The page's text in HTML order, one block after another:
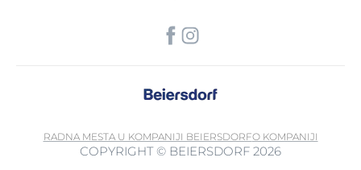
RADNA MESTA U KOMPANIJI BEIERSDORFO KOMPANIJI
COPYRIGHT © BEIERSDORF 2026